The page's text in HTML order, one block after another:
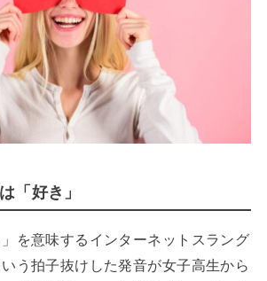
「好き」
」を意味するインターネットスラング
う拍子抜けした発音が女子高生から